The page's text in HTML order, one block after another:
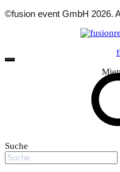
©fusion event GmbH 2026.
Suche